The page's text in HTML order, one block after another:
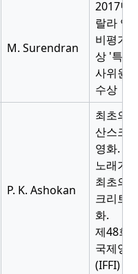
M. Surendran
2017년
랄라 영
비평가
상 '특별
사위원
수상
P. K. Ashokan
최초의
산스크
영화.
노래가
최초의
크리트
화.
제48회
국제영
(IFFI) 상